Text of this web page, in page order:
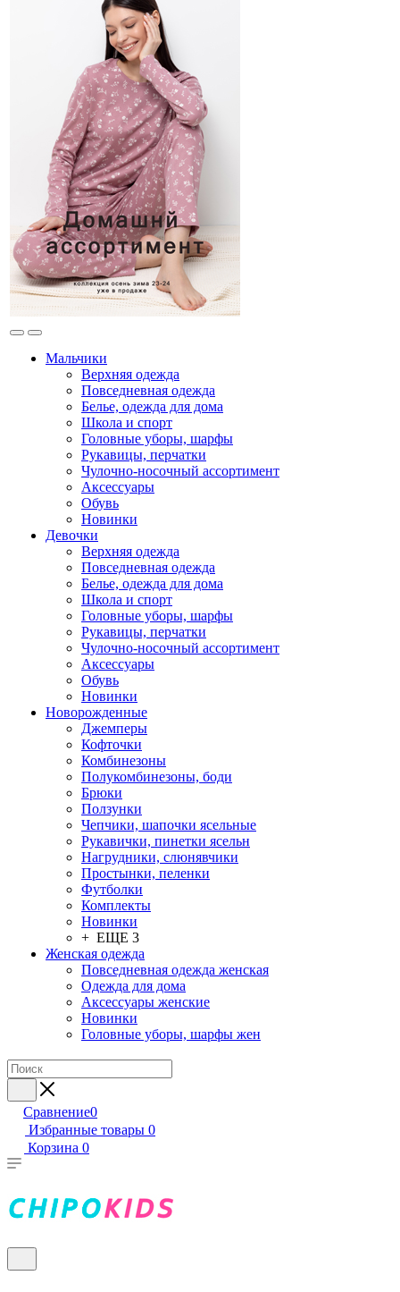
Мальчики
Верхняя одежда
Повседневная одежда
Белье, одежда для дома
Школа и спорт
Головные уборы, шарфы
Рукавицы, перчатки
Чулочно-носочный ассортимент
Аксессуары
Обувь
Новинки
Девочки
Верхняя одежда
Повседневная одежда
Белье, одежда для дома
Школа и спорт
Головные уборы, шарфы
Рукавицы, перчатки
Чулочно-носочный ассортимент
Аксессуары
Обувь
Новинки
Новорожденные
Джемперы
Кофточки
Комбинезоны
Полукомбинезоны, боди
Брюки
Ползунки
Чепчики, шапочки ясельные
Рукавички, пинетки ясельн
Нагрудники, слюнявчики
Простынки, пеленки
Футболки
Комплекты
Новинки
+ ЕЩЕ 3
Женская одежда
Повседневная одежда женская
Одежда для дома
Аксессуары женские
Новинки
Головные уборы, шарфы жен
Сравнение0
Избранные товары 0
Корзина 0